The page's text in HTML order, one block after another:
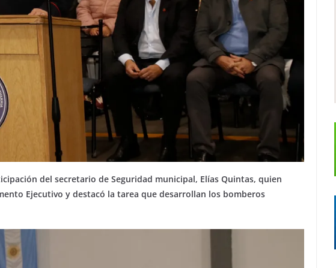
del secretario de Seguridad municipal, Elías Quintas, quien
Ejecutivo y destacó la tarea que desarrollan los bomberos